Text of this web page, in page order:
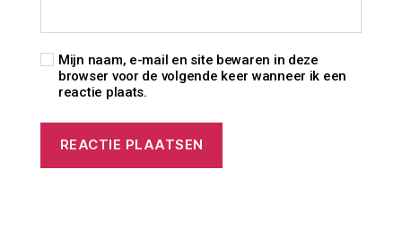
Mijn naam, e-mail en site bewaren in deze
browser voor de volgende keer wanneer ik een
reactie plaats.